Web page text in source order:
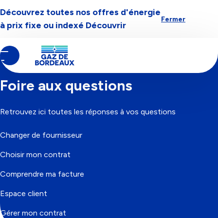
Aller à la navigation Aller au contenuAller au pied-de-page
Découvrez toutes nos offres d'énergie
à prix fixe ou indexé Découvrir
Fermer
Contenu
principal
d'Ariane
Accueil
Foire aux questions
Retrouvez ici toutes les réponses à vos questions
Changer de fournisseur
Choisir mon contrat
Comprendre ma facture
Espace client
Gérer mon contrat